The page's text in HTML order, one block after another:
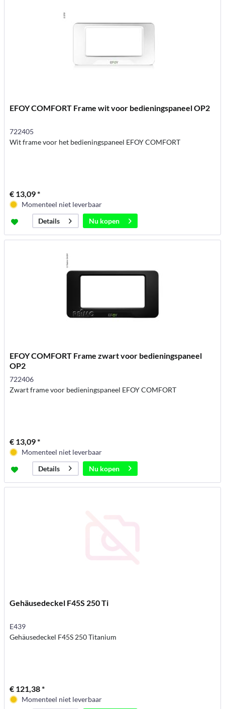
EFOY COMFORT Frame wit voor bedieningspaneel OP2
722405
Wit frame voor het bedieningspaneel EFOY COMFORT
€ 13,09 *
Momenteel niet leverbaar
Details
Nu kopen
EFOY COMFORT Frame zwart voor bedieningspaneel
OP2
722406
Zwart frame voor bedieningspaneel EFOY COMFORT
€ 13,09 *
Momenteel niet leverbaar
Details
Nu kopen
Gehäusedeckel F45S 250 Ti
E439
Gehäusedeckel F45S 250 Titanium
€ 121,38 *
Momenteel niet leverbaar